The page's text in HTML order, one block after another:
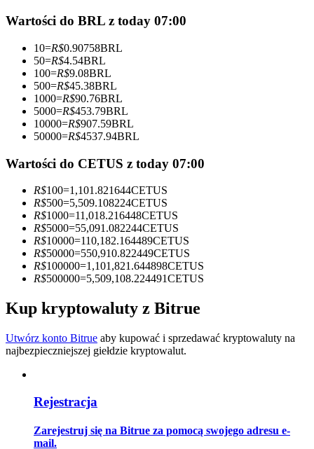
Zostań traderem kopiującym
Ciesz się podziałem zysków i prowizjami z kopiowania
transakcji
Informacja
Analiza Big Data, w tym informacje handlowe itp.
Wartości do BRL z today 07:00
10=R$0.90758BRL
50=R$4.54BRL
100=R$9.08BRL
500=R$45.38BRL
1000=R$90.76BRL
5000=R$453.79BRL
10000=R$907.59BRL
50000=R$4537.94BRL
Wartości do CETUS z today 07:00
R$100=1,101.821644CETUS
R$500=5,509.108224CETUS
R$1000=11,018.216448CETUS
R$5000=55,091.082244CETUS
R$10000=110,182.164489CETUS
R$50000=550,910.822449CETUS
R$100000=1,101,821.644898CETUS
R$500000=5,509,108.224491CETUS
Kup kryptowaluty z Bitrue
Utwórz konto Bitrue aby kupować i sprzedawać kryptowaluty na
najbezpieczniejszej giełdzie kryptowalut.
Rejestracja
Zarejestruj się na Bitrue za pomocą swojego adresu e-
mail.